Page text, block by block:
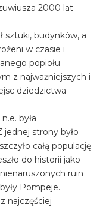
2000 lat
sztuki, budynków, a
w czasie i
popiołu
z najważniejszych i
dziedzictwa
była
strony było
całą populację
do historii jako
ruin
Pompeje.
najczęściej